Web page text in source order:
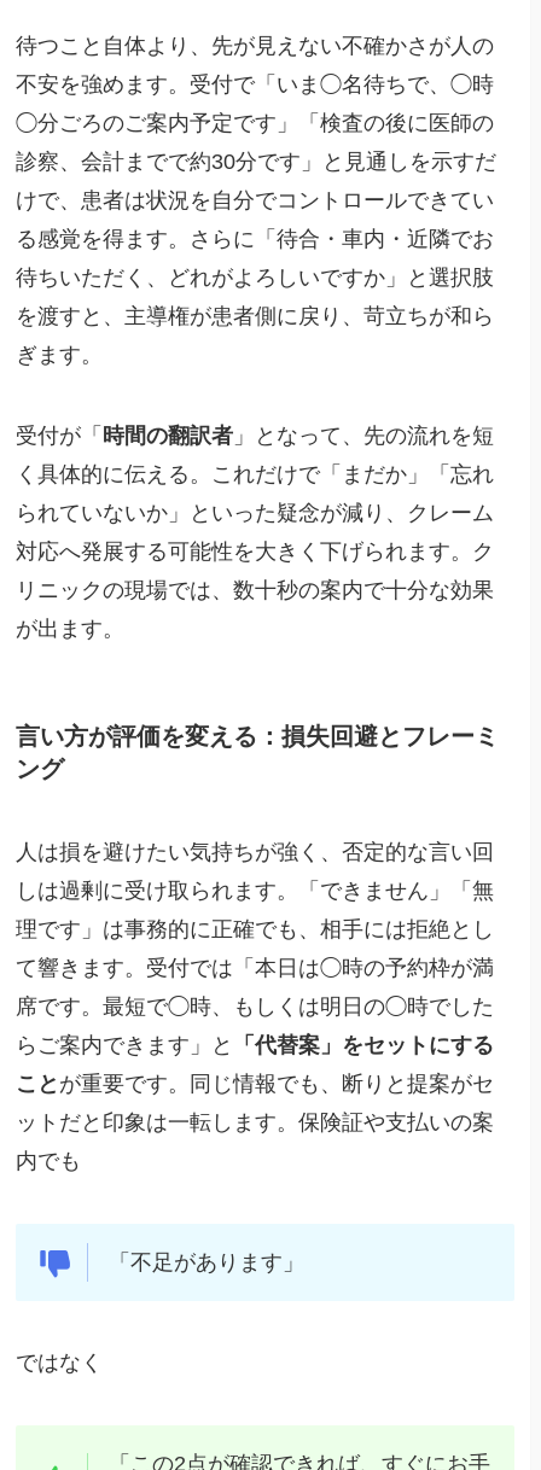
待つこと自体より、先が見えない不確かさが人の
不安を強めます。受付で「いま◯名待ちで、◯時
◯分ごろのご案内予定です」「検査の後に医師の
診察、会計までで約30分です」と見通しを示すだ
けで、患者は状況を自分でコントロールできてい
る感覚を得ます。さらに「待合・車内・近隣でお
待ちいただく、どれがよろしいですか」と選択肢
を渡すと、主導権が患者側に戻り、苛立ちが和ら
ぎます。
受付が「 時間の翻訳者 」となって、先の流れを短
く具体的に伝える。これだけで「まだか」「忘れ
られていないか」といった疑念が減り、クレーム
対応へ発展する可能性を大きく下げられます。ク
リニックの現場では、数十秒の案内で十分な効果
が出ます。
言い方が評価を変える：損失回避とフレーミ
ング
人は損を避けたい気持ちが強く、否定的な言い回
しは過剰に受け取られます。「できません」「無
理です」は事務的に正確でも、相手には拒絶とし
て響きます。受付では「本日は◯時の予約枠が満
席です。最短で◯時、もしくは明日の◯時でした
らご案内できます」と
「代替案」をセットにする
こと が重要です。同じ情報でも、断りと提案がセ
ットだと印象は一転します。保険証や支払いの案
内でも
「不足があります」
ではなく
「この2点が確認できれば、すぐにお手